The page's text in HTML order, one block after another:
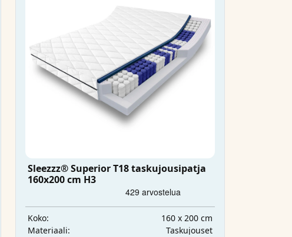
Sleezzz® Superior T18 taskujousipatja
160x200 cm H3
Koko:
160 x 200 cm
Materiaali:
Taskujouset